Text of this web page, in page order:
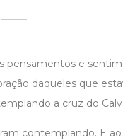
pensamentos e
daqueles que
a cruz do
contemplando. E